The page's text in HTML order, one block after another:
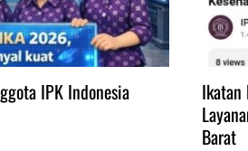
IPK Indonesia
Ikatan
Barat